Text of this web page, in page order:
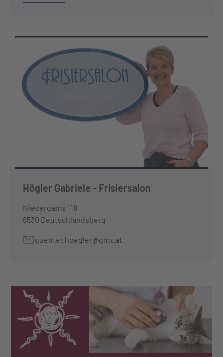
Högler Gabriele - Frisiersalon
Niedergams 118
8530 Deutschlandsberg
guenter.hoegler@gmx.at